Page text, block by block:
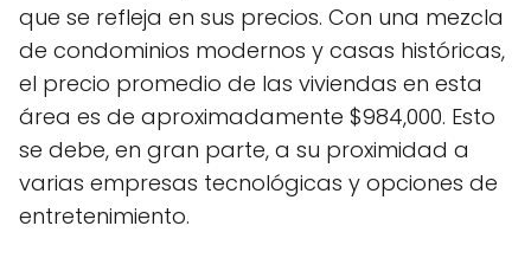
que se refleja en sus precios. Con una mezcla
de condominios modernos y casas históricas,
el precio promedio de las viviendas en esta
área es de aproximadamente $984,000. Esto
se debe, en gran parte, a su proximidad a
varias empresas tecnológicas y opciones de
entretenimiento.